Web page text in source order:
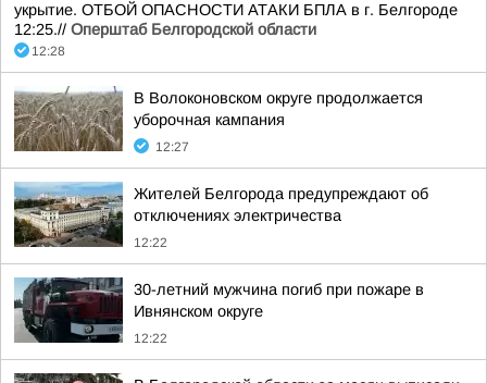
укрытие. ОТБОЙ ОПАСНОСТИ АТАКИ БПЛА в г. Белгороде
12:25.// Оперштаб Белгородской области
12:28
В Волоконовском округе продолжается
уборочная кампания
12:27
Жителей Белгорода предупреждают об
отключениях электричества
12:22
30-летний мужчина погиб при пожаре в
Ивнянском округе
12:22